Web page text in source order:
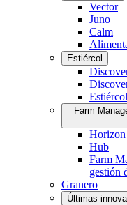
Vector
Juno
Calm
Estiércol
Estiércol
Farm
Horizon
Hub
Farm
gestión
Granero
Últimas